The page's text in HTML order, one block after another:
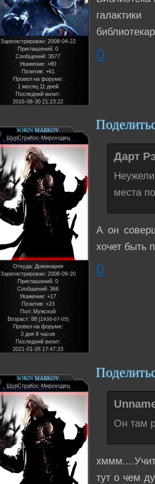
Зарегистрирован: 2008-04-22
Приглашений: 0
Сообщений: 3577
Уважение: +80
Позитив: +61
Провел на форуме:
1 месяц 11 дней
Последний визит:
2016-08-30 21:23:22
0
SORIN MARKOV
ШурСтраКос-Мироходец
Откуда: Доминария
Зарегистрирован: 2008-09-20
Приглашений: 0
Сообщений: 366
Уважение: +17
Позитив: +23
Пол: Мужской
Возраст: 88 [1938-07-05]
Провел на форуме:
3 дня 8 часов
Последний визит:
2021-01-26 17:47:33
Дарт
места
А он
хочет быть
0
SORIN MARKOV
ШурСтраКос-Мироходец
Он там
тут о чем